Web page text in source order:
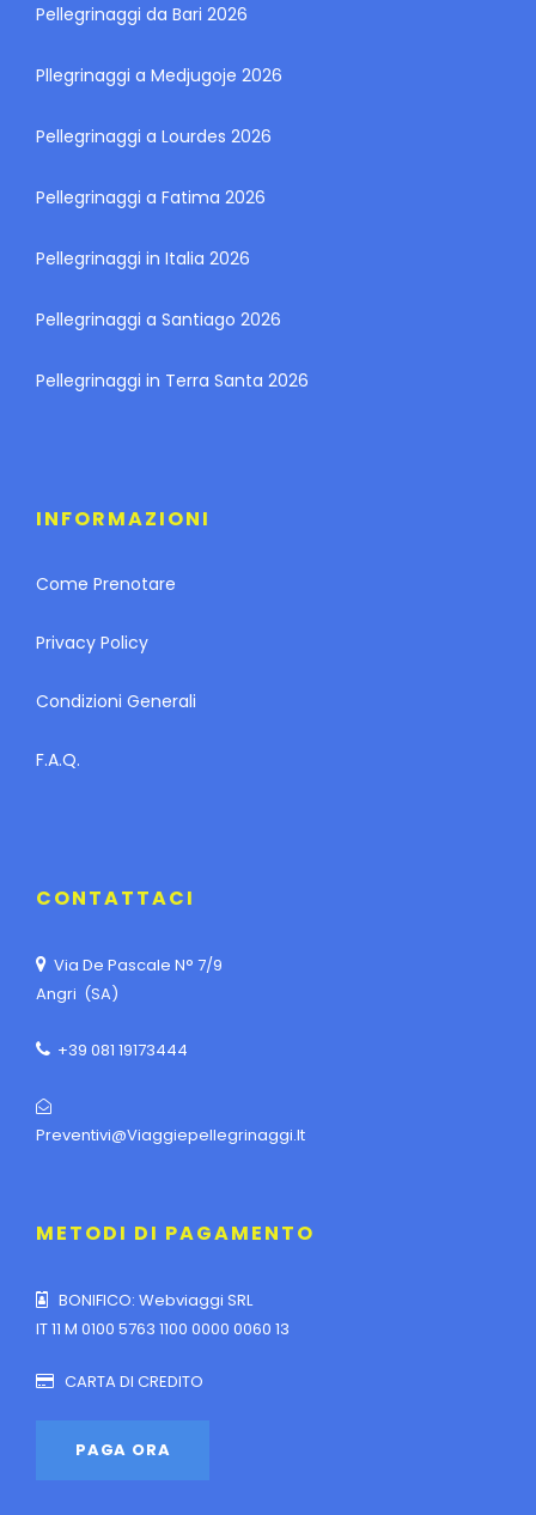
Pellegrinaggi da Bari 2026
Pllegrinaggi a Medjugoje 2026
Pellegrinaggi a Lourdes 2026
Pellegrinaggi a Fatima 2026
Pellegrinaggi in Italia 2026
Pellegrinaggi a Santiago 2026
Pellegrinaggi in Terra Santa 2026
INFORMAZIONI
Come Prenotare
Privacy Policy
Condizioni Generali
F.A.Q.
CONTATTACI
Via De Pascale N° 7/9
Angri (SA)
+39 081 19173444
Preventivi@viaggiepellegrinaggi.it
METODI DI PAGAMENTO
BONIFICO: Webviaggi SRL
IT 11 M 0100 5763 1100 0000 0060 13
CARTA DI CREDITO